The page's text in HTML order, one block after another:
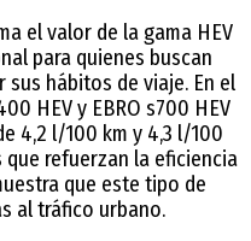
el valor de la gama HEV
para quienes buscan
hábitos de viaje. En el
HEV y EBRO s700 HEV
4,2 l/100 km y 4,3 l/100
refuerzan la eficiencia
que este tipo de
al tráfico urbano.